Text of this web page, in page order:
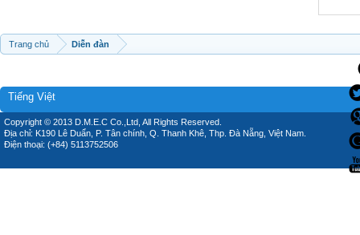
Trang chủ Diễn đàn
Tiếng Việt
Copyright © 2013 D.M.E.C Co.,Ltd, All Rights Reserved.
Địa chỉ: K190 Lê Duẩn, P. Tân chính, Q. Thanh Khê, Thp. Đà Nẵng, Việt Nam.
Điện thoại: (+84) 5113752506